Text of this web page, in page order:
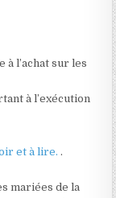
à l’achat sur les
à l’exécution
et à lire..
mariées de la